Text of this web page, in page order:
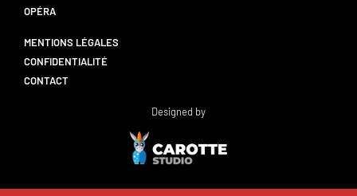
OPÉRA
MENTIONS LÉGALES
CONFIDENTIALITÉ
CONTACT
Designed by